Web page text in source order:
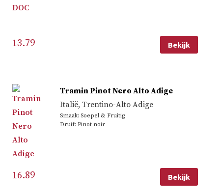
13.79 Bekijk
Tramin Pinot Nero Alto Adige
Italië, Trentino-Alto Adige
Smaak: Soepel & Fruitig
Druif: Pinot noir
16.89 Bekijk